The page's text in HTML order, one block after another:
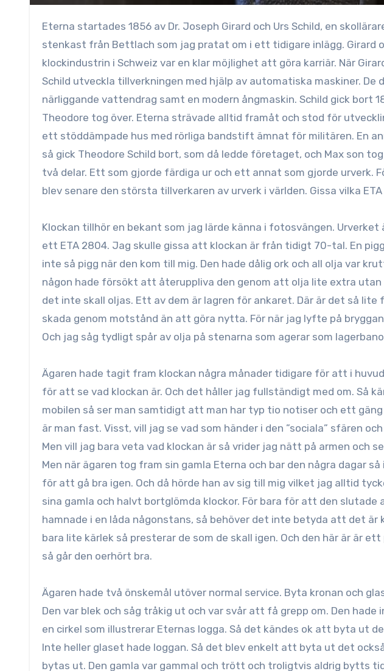
Eterna startades 1856 av Dr. Joseph Girard och Urs Schild, en skollärare, i Grenchen i västra Schweiz bara några
stenkast från Bettlach som jag pratat om i ett tidigare inlägg. Girard
klockindustrin i Schweiz var en klar möjlighet att göra karriär. När
Schild utveckla tillverkningen med hjälp av automatiska maskiner.
närliggande vattendrag samt en modern ångmaskin. Schild gick bort
Theodore tog över. Eterna strävade alltid framåt och stod för
ett stöddämpade hus med rörliga bandstift ämnat för militären. En
så gick Theodore Schild bort, som då ledde företaget, och Max son
två delar. Ett som gjorde färdiga ur och ett annat som gjorde urverk.
blev senare den största tillverkaren av urverk i världen. Gissa vilka
Klockan tillhör en bekant som jag lärde känna i fotosvängen.
ett ETA 2804. Jag skulle gissa att klockan är från tidigt 70-tal. En
inte så pigg när den kom till mig. Den hade dålig ork och all olja var
någon hade försökt att återuppliva den genom att olja lite extra
det inte skall oljas. Ett av dem är lagren för ankaret. Där är det så
skada genom motstånd än att göra nytta. För när jag lyfte på
Och jag såg tydligt spår av olja på stenarna som agerar som
Ägaren hade tagit fram klockan några månader tidigare för att i
för att se vad klockan är. Och det håller jag fullständigt med om. Så
mobilen så ser man samtidigt att man har typ tio notiser och ett gäng
är man fast. Visst, vill jag se vad som händer i den ”sociala” sfären
Men vill jag bara veta vad klockan är så vrider jag nätt på armen och
Men när ägaren tog fram sin gamla Eterna och bar den några dagar
för att gå bra igen. Och då hörde han av sig till mig vilket jag alltid
sina gamla och halvt bortglömda klockor. För bara för att den slutade
hamnade i en låda någonstans, så behöver det inte betyda att det
bara lite kärlek så presterar de som de skall igen. Och den här är är
så går den oerhört bra.
Ägaren hade två önskemål utöver normal service. Byta kronan och
Den var blek och såg tråkig ut och var svår att få grepp om. Den
en cirkel som illustrerar Eternas logga. Så det kändes ok att byta ut
Inte heller glaset hade loggan. Så det blev enkelt att byta ut det
bytas ut. Den gamla var gammal och trött och troligtvis aldrig bytts